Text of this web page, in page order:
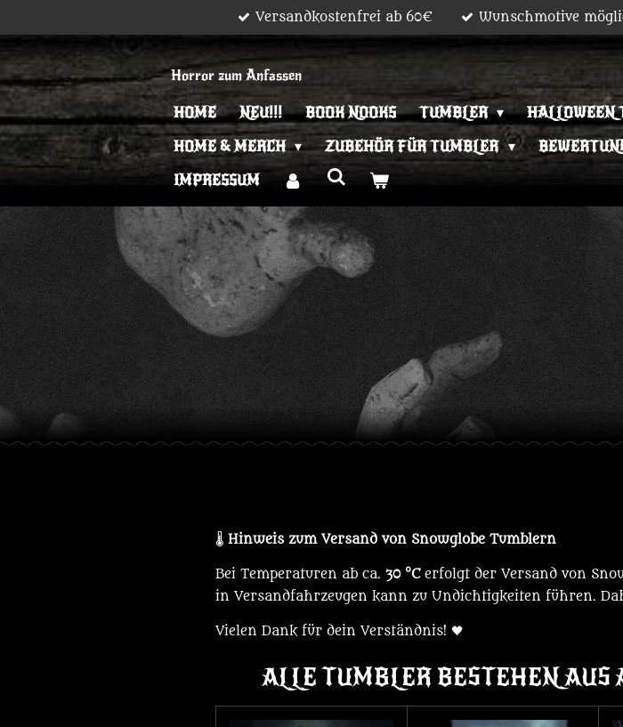
springen
Versandkostenfrei ab 60€ Wunschmotive
Horror zum Anfassen
HOME NEU!!! BOOK NOOKS TUMBLER HALLOWEEN
HOME & MERCH
ZUBEHÖR FÜR TUMBLER
IMPRESSUM
🌡️ Hinweis zum Versand von Snowglobe Tumblern
Bei Temperaturen ab ca. 30 °Cerfolgt der Versand von
in Versandfahrzeugen kann zu Undichtigkeiten führen.
Vielen Dank für dein Verständnis! 🖤
ALLE TUMBLER BESTEHEN